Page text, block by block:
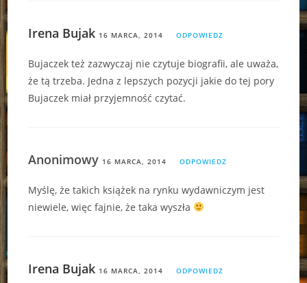
Irena Bujak 16 MARCA, 2014 ODPOWIEDZ
Bujaczek też zazwyczaj nie czytuje biografii, ale uważa,
że tą trzeba. Jedna z lepszych pozycji jakie do tej pory
Bujaczek miał przyjemność czytać.
Anonimowy 16 MARCA, 2014 ODPOWIEDZ
Myślę, że takich książek na rynku wydawniczym jest
niewiele, więc fajnie, że taka wyszła
Irena Bujak 16 MARCA, 2014 ODPOWIEDZ